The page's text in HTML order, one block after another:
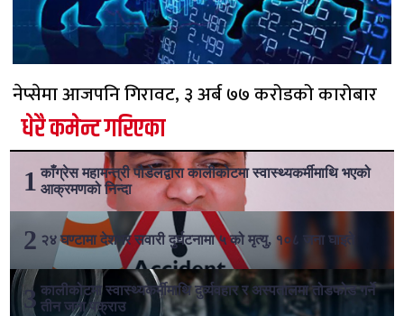
नेप्सेमा आजपनि गिरावट, ३ अर्ब ७७ करोडको कारोबार
धेरै कमेन्ट गरिएका
काँग्रेस महामन्त्री पौडेलद्वारा कालीकोटमा स्वास्थ्यकर्मीमाथि भएको
आक्रमणको निन्दा
२४ घण्टामा देशभर सवारी दुर्घटनामा ५ को मृत्यु, १०८ जना घाइते
कालीकोटमा स्वास्थ्यकर्मीमाथि दुर्व्यवहार र अस्पतालमा तोडफोड गर्ने
तीन जना पक्राउ